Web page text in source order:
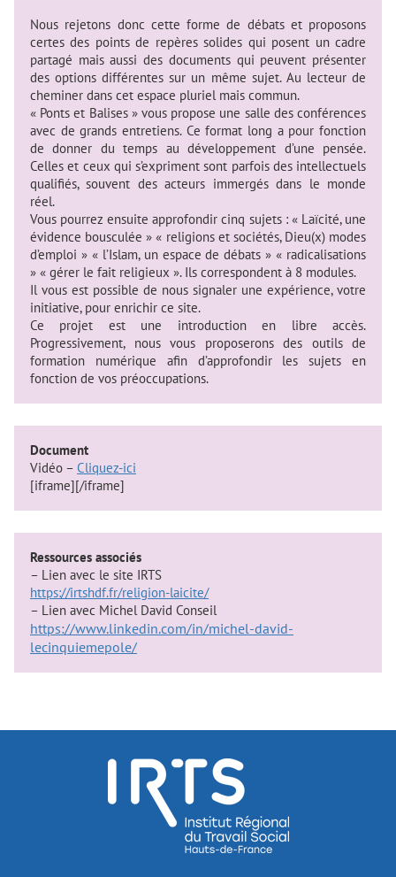
Nous rejetons donc cette forme de débats et proposons
certes des points de repères solides qui posent un cadre
partagé mais aussi des documents qui peuvent présenter
des options différentes sur un même sujet. Au lecteur de
cheminer dans cet espace pluriel mais commun.
« Ponts et Balises » vous propose une salle des conférences
avec de grands entretiens. Ce format long a pour fonction
de donner du temps au développement d’une pensée.
Celles et ceux qui s’expriment sont parfois des intellectuels
qualifiés, souvent des acteurs immergés dans le monde
réel.
Vous pourrez ensuite approfondir cinq sujets : « Laïcité, une
évidence bousculée » « religions et sociétés, Dieu(x) modes
d’emploi » « l’Islam, un espace de débats » « radicalisations
» « gérer le fait religieux ». Ils correspondent à 8 modules.
Il vous est possible de nous signaler une expérience, votre
initiative, pour enrichir ce site.
Ce projet est une introduction en libre accès.
Progressivement, nous vous proposerons des outils de
formation numérique afin d’approfondir les sujets en
fonction de vos préoccupations.
Document
Vidéo – Cliquez-ici
[iframe][/iframe]
Ressources associés
– Lien avec le site IRTS
https://irtshdf.fr/religion-laicite/
– Lien avec Michel David Conseil
https://www.linkedin.com/in/michel-david-
lecinquiemepole/